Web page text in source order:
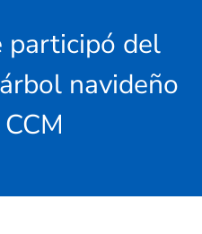
participó del
navideño